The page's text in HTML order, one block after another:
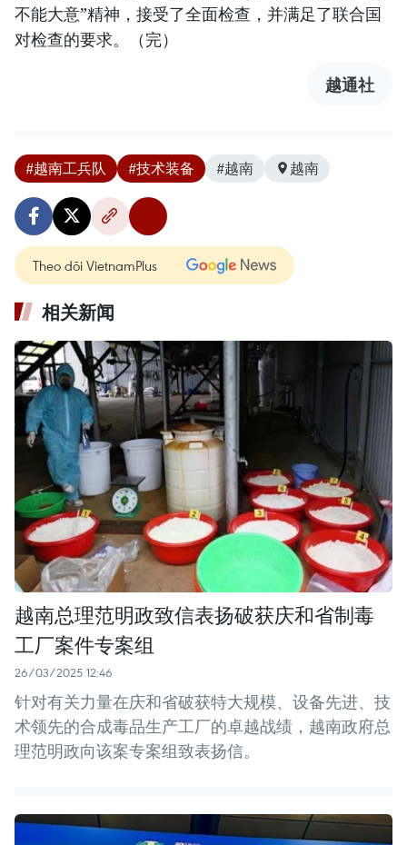
不能大意”精神，接受了全面检查，并满足了联合国
对检查的要求。（完）
越通社
#越南工兵队 #技术装备 #越南 越南
Theo dõi VietnamPlus
相关新闻
越南总理范明政致信表扬破获庆和省制毒
工厂案件专案组
26/03/2025 12:46
针对有关力量在庆和省破获特大规模、设备先进、技
术领先的合成毒品生产工厂的卓越战绩，越南政府总
理范明政向该案专案组致表扬信。